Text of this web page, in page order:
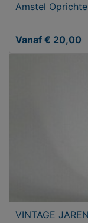
Amstel
Vanaf € 20,00
VINTAGE